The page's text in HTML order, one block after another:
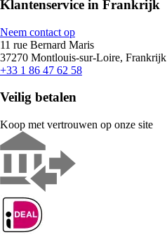
Klantenservice in Frankrijk
Neem contact op
11 rue Bernard Maris
37270 Montlouis-sur-Loire, Frankrijk
+33 1 86 47 62 58
Veilig betalen
Koop met vertrouwen op onze site